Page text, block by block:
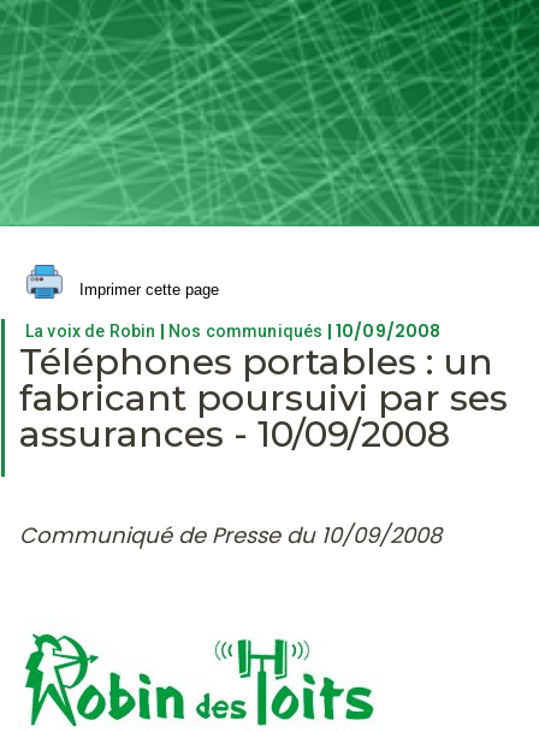
Imprimer cette page
La voix de Robin | Nos communiqués | 10/09/2008
Téléphones portables : un
fabricant poursuivi par ses
assurances - 10/09/2008
Communiqué de Presse du 10/09/2008